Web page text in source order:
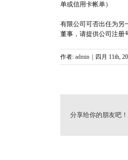
单或信用卡帐单）
有限公司可否出任为另
董事，请提供公司注册
作者: admin 四月 11th,
分享给你的朋友吧！